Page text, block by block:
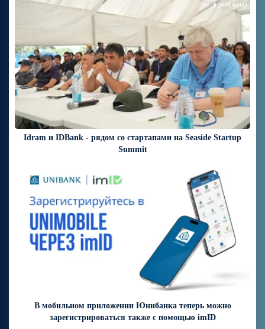
Idram и IDBank - рядом со стартапами на Seaside Startup
Summit
6 дней назад
В мобильном приложении Юнибанка теперь можно
зарегистрироваться также с помощью imID
6 дней назад